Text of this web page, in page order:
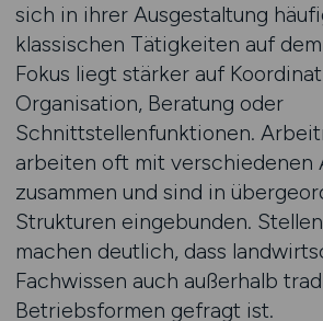
sich in ihrer Ausgestaltung
klassischen Tätigkeiten auf
Fokus liegt stärker auf
Organisation, Beratung oder
Schnittstellenfunktionen.
arbeiten oft mit verschiedenen
zusammen und sind in
Strukturen eingebunden.
machen deutlich, dass
Fachwissen auch außerhalb
Betriebsformen gefragt ist.